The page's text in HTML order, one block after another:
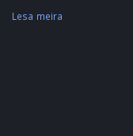
Lesa meira